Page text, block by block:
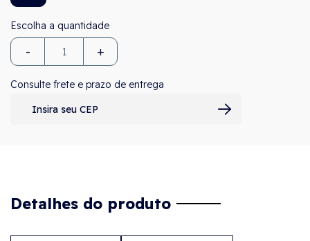
- +
Consulte frete e prazo de entrega
Detalhes do produto